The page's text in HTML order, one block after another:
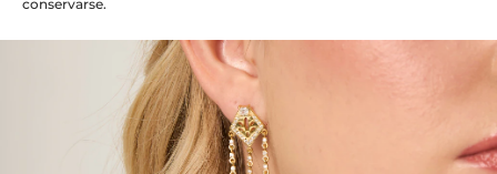
conservarse.